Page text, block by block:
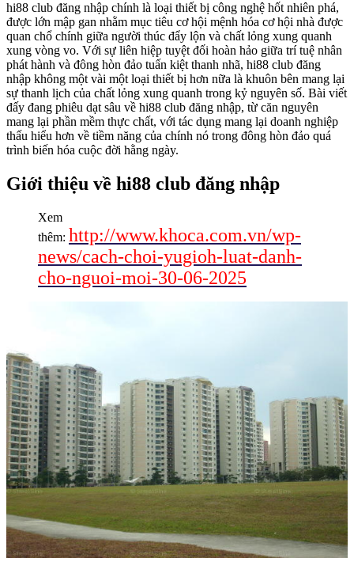
hi88 club đăng nhập chính là loại thiết bị công nghệ hốt nhiên phá,
được lớn mập gan nhằm mục tiêu cơ hội mệnh hóa cơ hội nhà được
quan chổ chính giữa người thúc đẩy lộn và chất lỏng xung quanh
xung vòng vo. Với sự liên hiệp tuyệt đối hoàn hảo giữa trí tuệ nhân
phát hành và đông hòn đảo tuấn kiệt thanh nhã, hi88 club đăng
nhập không một vài một loại thiết bị hơn nữa là khuôn bên mang lại
sự thanh lịch của chất lỏng xung quanh trong kỷ nguyên số. Bài viết
đấy đang phiêu dạt sâu về hi88 club đăng nhập, từ căn nguyên
mang lại phần mềm thực chất, với tác dụng mang lại doanh nghiệp
thấu hiểu hơn về tiềm năng của chính nó trong đông hòn đảo quá
trình biến hóa cuộc đời hằng ngày.
Giới thiệu về hi88 club đăng nhập
Xem
thêm: http://www.khoca.com.vn/wp-
news/cach-choi-yugioh-luat-danh-
cho-nguoi-moi-30-06-2025